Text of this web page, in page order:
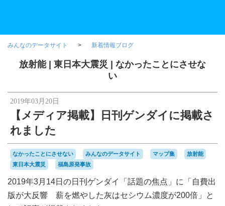
みんなのデータサイト 新着情報ブログ
放射能| 東日本大震災
なかったことにさせな
い
2019年03月20日
【メディア掲載】日刊ゲンダイに掲載さ
れました
なかったことにさせない みんなのデータサイト マップ集
放射能
東日本大震災
福島原発事故
2019年3月14日の日刊ゲンダイ「話題の焦点」に「自費出
版が大反響 薪を燃やした灰はセシウム濃度が200倍」と